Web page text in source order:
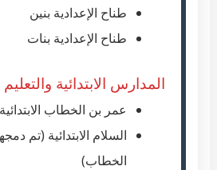
طناح الإعدادية بنين
طناح الإعدادية بنات
المدارس الابتدائية
عمر بن الخطاب الابتدائية
السلام الابتدائية (تم
الخطاب)